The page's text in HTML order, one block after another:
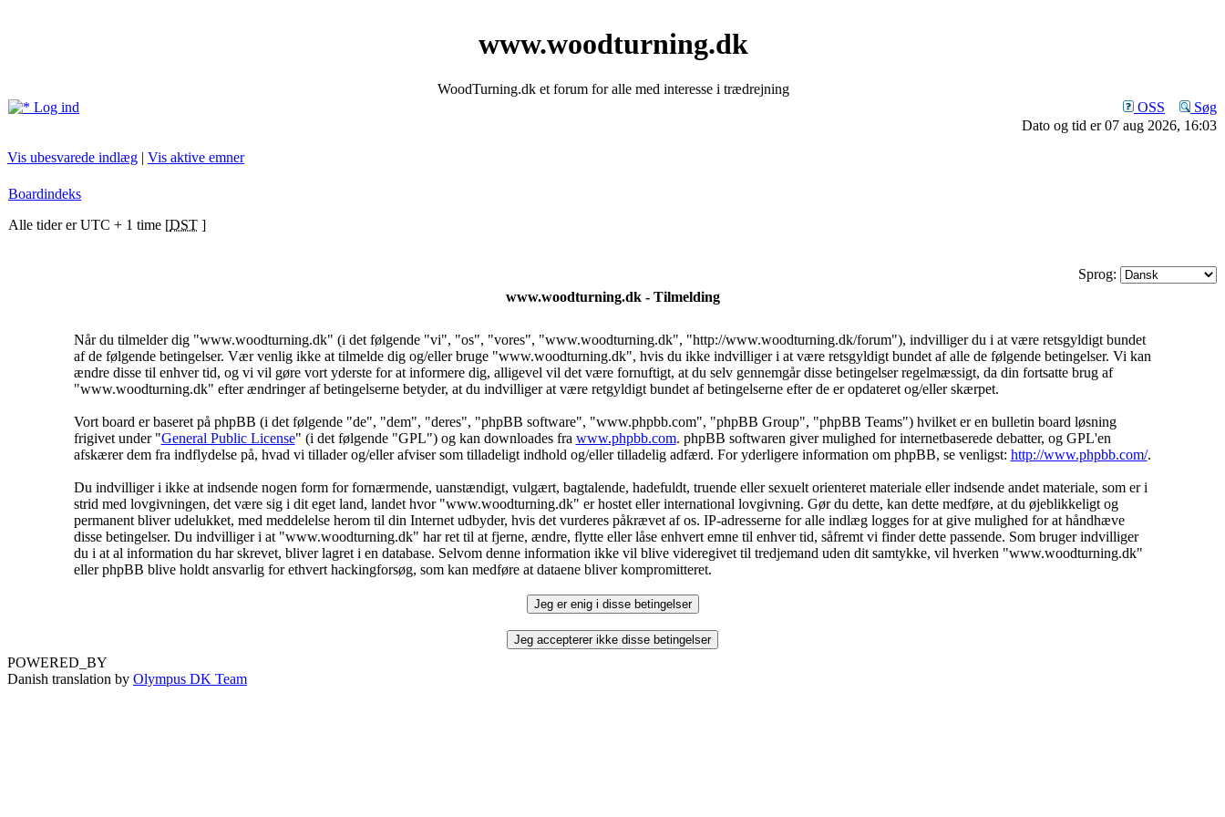
www.woodturning.dk
WoodTurning.dk et forum for alle med interesse i trædrejning
Log ind
OSS
Søg
Dato og tid er 07 aug 2026, 16:03
Vis ubesvarede indlæg | Vis aktive emner
Boardindeks
Alle tider er UTC + 1 time [DST ]
Sprog:
www.woodturning.dk - Tilmelding
Når du tilmelder dig "www.woodturning.dk" (i det følgende "vi", "os", "vores", "www.woodturning.dk", "http://www.woodturning.dk/forum"), indvilliger du i at være retsgyldigt bundet
af de følgende betingelser. Vær venlig ikke at tilmelde dig og/eller bruge "www.woodturning.dk", hvis du ikke indvilliger i at være retsgyldigt bundet af alle de følgende betingelser. Vi kan
ændre disse til enhver tid, og vi vil gøre vort yderste for at informere dig, alligevel vil det være fornuftigt, at du selv gennemgår disse betingelser regelmæssigt, da din fortsatte brug af
"www.woodturning.dk" efter ændringer af betingelserne betyder, at du indvilliger at være retgyldigt bundet af betingelserne efter de er opdateret og/eller skærpet.
Vort board er baseret på phpBB (i det følgende "de", "dem", "deres", "phpBB software", "www.phpbb.com", "phpBB Group", "phpBB Teams") hvilket er en bulletin board løsning
frigivet under "General Public License" (i det følgende "GPL") og kan downloades fra www.phpbb.com. phpBB softwaren giver mulighed for internetbaserede debatter, og GPL'en
afskærer dem fra indflydelse på, hvad vi tillader og/eller afviser som tilladeligt indhold og/eller tilladelig adfærd. For yderligere information om phpBB, se venligst: http://www.phpbb.com/.
Du indvilliger i ikke at indsende nogen form for fornærmende, uanstændigt, vulgært, bagtalende, hadefuldt, truende eller sexuelt orienteret materiale eller indsende andet materiale, som er i
strid med lovgivningen, det være sig i dit eget land, landet hvor "www.woodturning.dk" er hostet eller international lovgivning. Gør du dette, kan dette medføre, at du øjeblikkeligt og
permanent bliver udelukket, med meddelelse herom til din Internet udbyder, hvis det vurderes påkrævet af os. IP-adresserne for alle indlæg logges for at give mulighed for at håndhæve
disse betingelser. Du indvilliger i at "www.woodturning.dk" har ret til at fjerne, ændre, flytte eller låse enhvert emne til enhver tid, såfremt vi finder dette passende. Som bruger indvilliger
du i at al information du har skrevet, bliver lagret i en database. Selvom denne information ikke vil blive videregivet til tredjemand uden dit samtykke, vil hverken "www.woodturning.dk"
eller phpBB blive holdt ansvarlig for ethvert hackingforsøg, som kan medføre at dataene bliver kompromitteret.
POWERED_BY
Danish translation by Olympus DK Team